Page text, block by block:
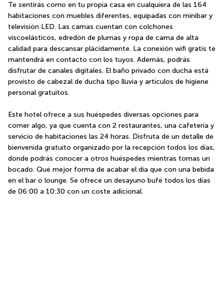
Te sentirás como en tu propia casa en cualquiera de las 164
habitaciones con muebles diferentes, equipadas con minibar y
televisión LED. Las camas cuentan con colchones
viscoelásticos, edredón de plumas y ropa de cama de alta
calidad para descansar plácidamente. La conexión wifi gratis te
mantendrá en contacto con los tuyos. Además, podrás
disfrutar de canales digitales. El baño privado con ducha está
provisto de cabezal de ducha tipo lluvia y artículos de higiene
personal gratuitos.
Este hotel ofrece a sus huéspedes diversas opciones para
comer algo, ya que cuenta con 2 restaurantes, una cafetería y
servicio de habitaciones las 24 horas. Disfruta de un detalle de
bienvenida gratuito organizado por la recepción todos los días,
donde podrás conocer a otros huéspedes mientras tomas un
bocado. Qué mejor forma de acabar el día que con una bebida
en el bar o lounge. Se ofrece un desayuno bufé todos los días
de 06:00 a 10:30 con un coste adicional.